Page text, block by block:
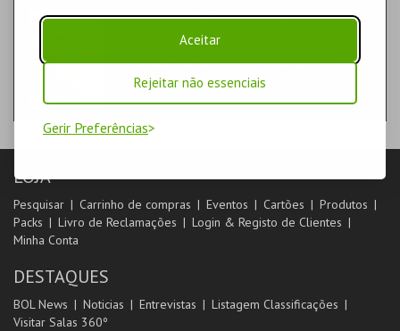
Aceitar
Rejeitar não essenciais
Gerir Preferências
CARTAZ - A TRAVESSIA (1996)
COMUNA TEATRO DE PESQUISA, CRL
LOJA
Pesquisar Carrinho de compras Eventos Cartões
Produtos
Packs
Livro de Reclamações
Login & Registo de Clientes
Minha Conta
DESTAQUES
BOL News Noticias Entrevistas
Listagem Classificações
Visitar Salas 360º